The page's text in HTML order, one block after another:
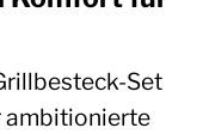
Set
ambitionierte